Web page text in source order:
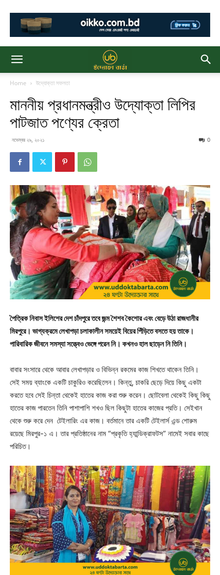
Home উদ্যোক্তা সফলতা
মাননীয় প্রধানমন্ত্রীও উদ্যোক্তা লিপির
পাটজাত পণ্যের ক্রেতা
নভেম্বর ২৯, ২০২১ 0
পৈত্রিক নিবাস ইলিশের দেশ চাঁদপুরে তবে জন্ম শৈশব কৈশোর এবং বেড়ে উঠা রাজধানীর
মিরপুরে। ভাগ্যক্রমে লেখাপড়া চলাকালীন সময়েই বিয়ের পিঁড়িতে বসতে হয় তাকে।
পারিবারিক জীবনে সমস্যা সত্ত্বেও ভেঙ্গে পরেন নি। কখনও হাল ছাড়েন নি তিনি।
বাবার সংসারে থেকে আবার লেখাপড়ার ও বিভিন্ন রকমের কাজ শিখতে থাকেন তিনি।
সেই সময় ব্যাংকে একটি চাকুরিও করেছিলেন। কিন্তু, চাকরি ছেড়ে দিয়ে কিছু একটা
করতে হবে সেই চিন্তা থেকেই হাতের কাজ করা শুরু করেন। ছোটবেলা থেকেই কিছু কিছু
হাতের কাজ পারতেন তিনি পাশাপাশি শখও ছিল কিছুটা হাতের কাজের প্রতি। সেইখান
থেকে শুরু করে দেন টেইলারিং এর কাজ। বর্তমানে তার একটি টেইলার্স এন্ড শোরুম
রয়েছে মিরপুর-১ এ। তার প্রতিষ্ঠানের নাম “প্রকৃতি হ্যান্ডিক্রাফটস” নামেই সবার কাছে
পরিচিত।